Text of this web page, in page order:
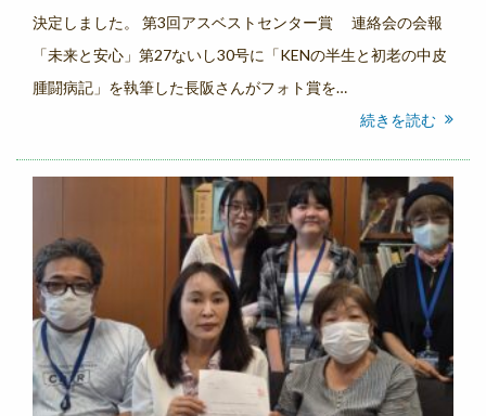
決定しました。 第3回アスベストセンター賞 連絡会の会報
「未来と安心」第27ないし30号に「KENの半生と初老の中皮
腫闘病記」を執筆した長阪さんがフォト賞を…
続きを読む